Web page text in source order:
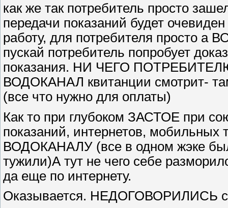
как же так потребитель просто
передачи показаний будет
работу, для потребителя просто а
пускай потребитель попробует
показания. НИ ЧЕГО
ВОДОКАНАЛ квитанции смотрит-
(все что нужно для оплаты)
Как то при глубоком ЗАСТОЕ при
показаний, интернетов, мобильных
ВОДОКАНАЛУ (все в одном жэке
тужили)А тут не чего себе
да еще по интернету.
Оказывается.